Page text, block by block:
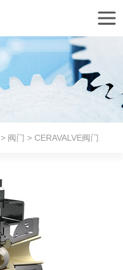
> 阀门 > CERAVALVE阀门